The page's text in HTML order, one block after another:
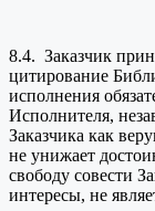
8.4. Заказчик
цитирование
исполнения
Исполнителя,
Заказчика как
не унижает
свободу совести
интересы, не